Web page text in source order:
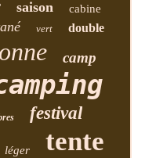
saison cabine
vert double
camp
festival
léger tente